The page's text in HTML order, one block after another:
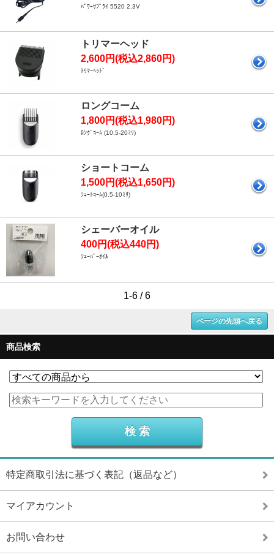
ﾊﾟﾜｰｻﾌﾟﾗｲ 5520 2.3V
トリマーヘッド
2,600円(税込2,860円)
ﾄﾘﾏｰﾍｯﾄﾞ
ロングコーム
1,800円(税込1,980円)
ﾛﾝｸﾞｺｰﾑ (10.5-20ﾐﾘ)
ショートコーム
1,500円(税込1,650円)
ｼｮｰﾄｺｰﾑ(0.5-10ﾐﾘ)
シェーバーオイル
400円(税込440円)
ｼｪｰﾊﾞｰｵｲﾙ
1-6 / 6
ページの先頭へ戻る
商品検索
特定商取引法に基づく表記（返品など）
マイアカウント
お問い合わせ